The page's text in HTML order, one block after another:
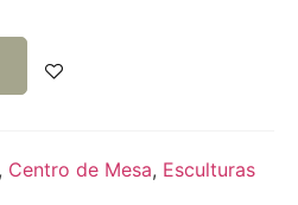
, Centro de Mesa, Esculturas